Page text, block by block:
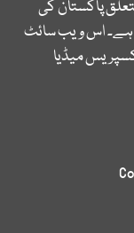
پاکستان کی
ہے۔ اس ویب سائٹ
میڈیا